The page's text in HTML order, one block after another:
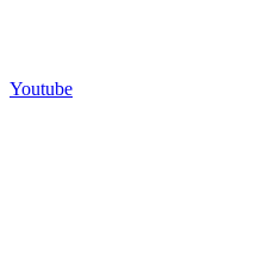
Youtube